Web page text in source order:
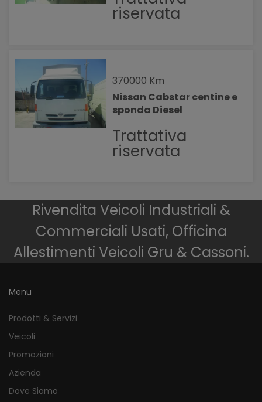
riservata
370000 Km
Nissan Cabstar centine e
sponda Diesel
Trattativa
riservata
Rivendita Veicoli Industriali &
Commerciali Usati, Officina
Allestimenti Veicoli Gru & Cassoni.
Menu
Prodotti & Servizi
Veicoli
Promozioni
Azienda
Dove Siamo